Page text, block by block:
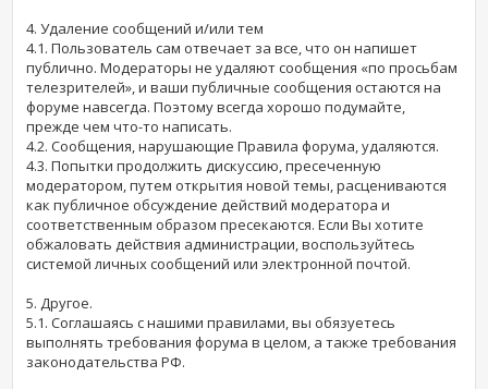
4. Удаление сообщений и/или тем
4.1. Пользователь сам отвечает за все, что он напишет
публично. Модераторы не удаляют сообщения «по просьбам
телезрителей», и ваши публичные сообщения остаются на
форуме навсегда. Поэтому всегда хорошо подумайте,
прежде чем что-то написать.
4.2. Сообщения, нарушающие Правила форума, удаляются.
4.3. Попытки продолжить дискуссию, пресеченную
модератором, путем открытия новой темы, расцениваются
как публичное обсуждение действий модератора и
соответственным образом пресекаются. Если Вы хотите
обжаловать действия администрации, воспользуйтесь
системой личных сообщений или электронной почтой.
5. Другое.
5.1. Соглашаясь с нашими правилами, вы обязуетесь
выполнять требования форума в целом, а также требования
законодательства РФ.